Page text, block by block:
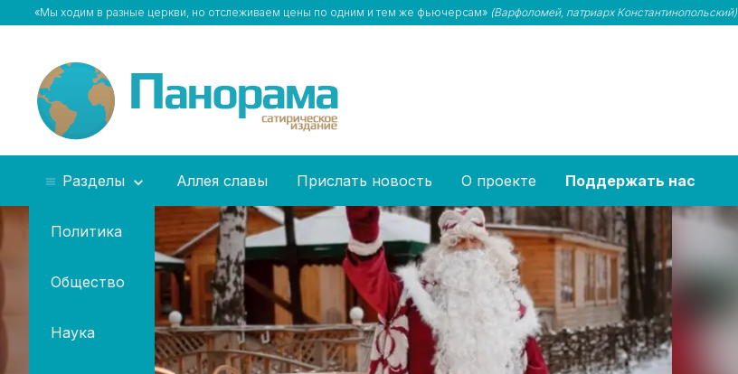
«Мы ходим в разные церкви, но отслеживаем цены по одним и тем же фьючерсам» (Варфоломей, патриарх Константинопольский)
Разделы
Политика
Общество
Наука
Аллея славы Прислать новость О проекте Поддержать нас